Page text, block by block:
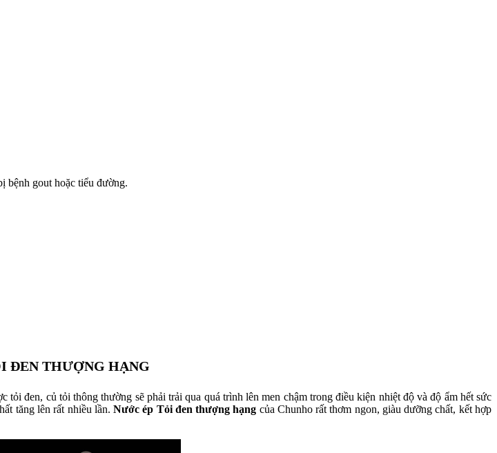
bệnh gout hoặc tiểu đường.
ĐEN THƯỢNG HẠNG
đen, củ tỏi thông thường sẽ phải trải qua quá trình lên men chậm trong điều kiện nhiệt độ và độ ẩm hết sức
tăng lên rất nhiều lần.Nước ép Tỏi đen thượng hạng của Chunho rất thơm ngon, giàu dưỡng chất, kết hợp